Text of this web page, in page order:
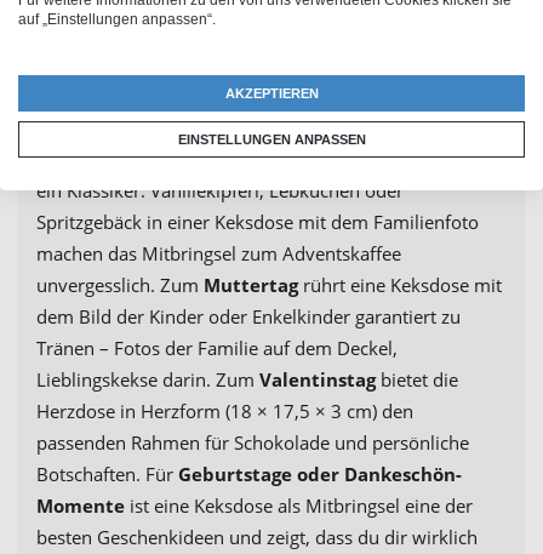
sie ist ein Geschenk, das Erinnerungen transportiert.
Fotogeschenke für nahezu jeden Anlass, mit einer
großen Auswahl an Designs und Formaten.
ZuWeihnachtenist die selbst gestaltete Plätzchendose
ein Klassiker: Vanillekipferl, Lebkuchen oder
Spritzgebäck in einer Keksdose mit dem Familienfoto
machen das Mitbringsel zum Adventskaffee
unvergesslich. Zum Muttertagrührt eine Keksdose mit
dem Bild der Kinder oder Enkelkinder garantiert zu
Tränen – Fotos der Familie auf dem Deckel,
Lieblingskekse darin. Zum Valentinstagbietet die
Herzdose in Herzform (18 × 17,5 × 3 cm) den
passenden Rahmen für Schokolade und persönliche
Botschaften. Für Geburtstage oder Dankeschön-
Momente ist eine Keksdose als Mitbringsel eine der
besten Geschenkideen und zeigt, dass du dir wirklich
auf „Einstellungen anpassen“.
AKZEPTIEREN
EINSTELLUNGEN ANPASSEN